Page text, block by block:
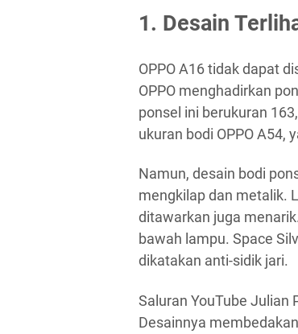
1. Desain
OPPO A16 tidak dapat
OPPO menghadirkan
ponsel ini berukuran
ukuran bodi OPPO A54,
Namun, desain bodi
mengkilap dan metalik.
ditawarkan juga
bawah lampu. Space
dikatakan anti-sidik jari.
Saluran YouTube Julian
Desainnya